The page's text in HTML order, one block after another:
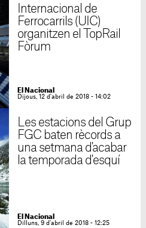
Internacional de
Ferrocarrils (UIC)
organitzen el TopRail
Fòrum
El Nacional
Dijous, 12 d'abril de 2018 - 14:02
Les estacions del Grup
FGC baten rècords a
una setmana d'acabar
la temporada d'esquí
El Nacional
Dilluns, 9 d'abril de 2018 - 12:25